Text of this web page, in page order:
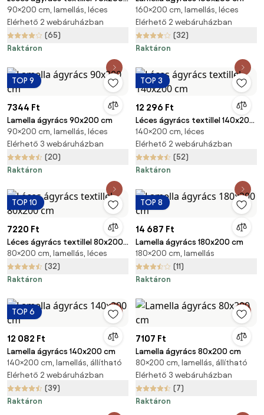
cm
90×200 cm, lamellás, léces
Elérhető 2 webáruházban
(65)
Raktáron
160×200 cm, lamellás, léces
Elérhető 2 webáruházban
(32)
Raktáron
TOP 9
7344 Ft
Lamella ágyrács 90x200 cm
90×200 cm, lamellás, léces
Elérhető 3 webáruházban
(20)
Raktáron
TOP 3
12 296 Ft
Léces ágyrács textillel 140x200
cm
140×200 cm, léces
Elérhető 2 webáruházban
(52)
Raktáron
TOP 10
7220 Ft
Léces ágyrács textillel 80x200
cm
80×200 cm, lamellás, léces
(32)
Raktáron
TOP 8
14 687 Ft
Lamella ágyrács 180x200 cm
180×200 cm, lamellás
(11)
Raktáron
TOP 6
12 082 Ft
Lamella ágyrács 140x200 cm
140×200 cm, lamellás, állítható
Elérhető 2 webáruházban
(39)
Raktáron
7107 Ft
Lamella ágyrács 80x200 cm
80×200 cm, lamellás, állítható
Elérhető 3 webáruházban
(7)
Raktáron